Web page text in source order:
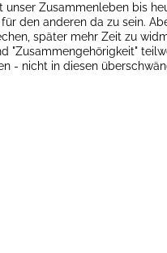
Zusammenleben bis
den anderen da zu sein.
später mehr Zeit zu
"Zusammengehörigkeit"
- nicht in diesen